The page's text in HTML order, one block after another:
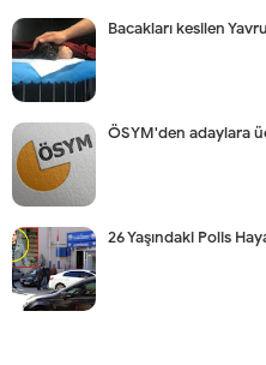
Bacakları kesilen
ÖSYM'den adaylara
26 Yaşındaki Polis